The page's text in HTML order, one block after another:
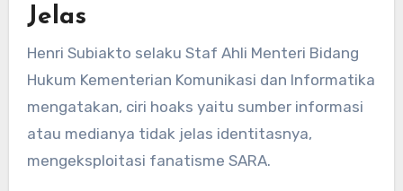
Jelas
Henri Subiakto selaku Staf Ahli Menteri Bidang
Hukum Kementerian Komunikasi dan Informatika
mengatakan, ciri hoaks yaitu sumber informasi
atau medianya tidak jelas identitasnya,
mengeksploitasi fanatisme SARA.